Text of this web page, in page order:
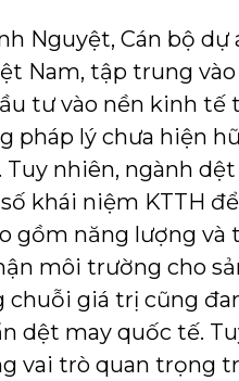
Nguyệt, Cán bộ dự
Nam, tập trung
tư vào nền kinh
pháp lý chưa hiện
Tuy nhiên, ngành
khái niệm KTTH
gồm năng lượng
môi trường cho
chuỗi giá trị cũng
dệt may quốc tế.
vai trò quan trọng